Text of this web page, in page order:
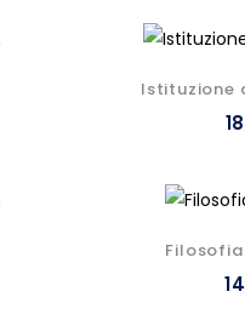
Istituzione